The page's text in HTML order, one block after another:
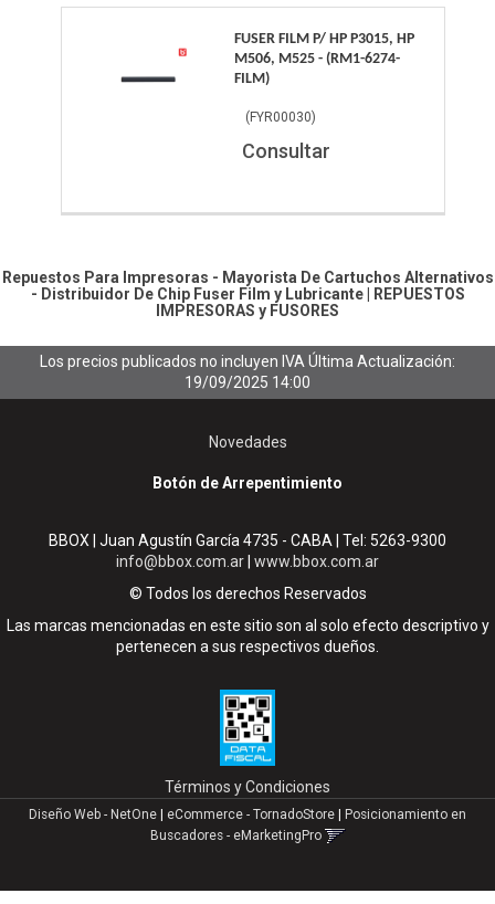
FUSER FILM P/ HP P3015, HP
M506, M525 - (RM1-6274-
FILM)
( FYR00030)
Consultar
Repuestos Para Impresoras - Mayorista De Cartuchos Alternativos
- Distribuidor De Chip Fuser Film y Lubricante|
REPUESTOS
IMPRESORAS y FUSORES
Los precios publicados no incluyen IVAÚltima Actualización:
19/09/2025 14:00
Novedades
Botón de Arrepentimiento
BBOX | Juan Agustín García 4735 - CABA | Tel: 5263-9300
info@bbox.com.ar www.bbox.com.ar
© Todos los derechos Reservados
Las marcas mencionadas en este sitio son al solo efecto descriptivo y
pertenecen a sus respectivos dueños.
Términos y Condiciones
Diseño Web - NetOne | eCommerce - TornadoStore | Posicionamiento en
Buscadores - eMarketingPro